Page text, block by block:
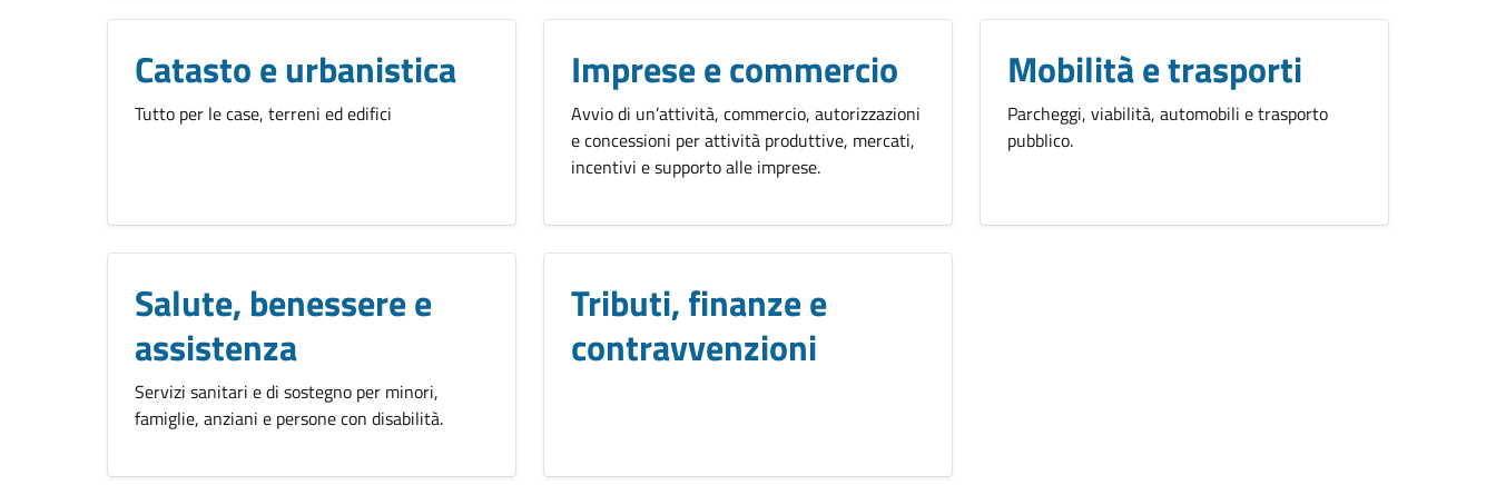
Catasto e urbanistica
Tutto per le case, terreni ed edifici
Imprese e commercio
Avvio di un’attività, commercio, autorizzazioni
e concessioni per attività produttive, mercati,
incentivi e supporto alle imprese.
Mobilità e trasporti
Parcheggi, viabilità, automobili e trasporto
pubblico.
Salute, benessere e
assistenza
Servizi sanitari e di sostegno per minori,
famiglie, anziani e persone con disabilità.
Tributi, finanze e
contravvenzioni